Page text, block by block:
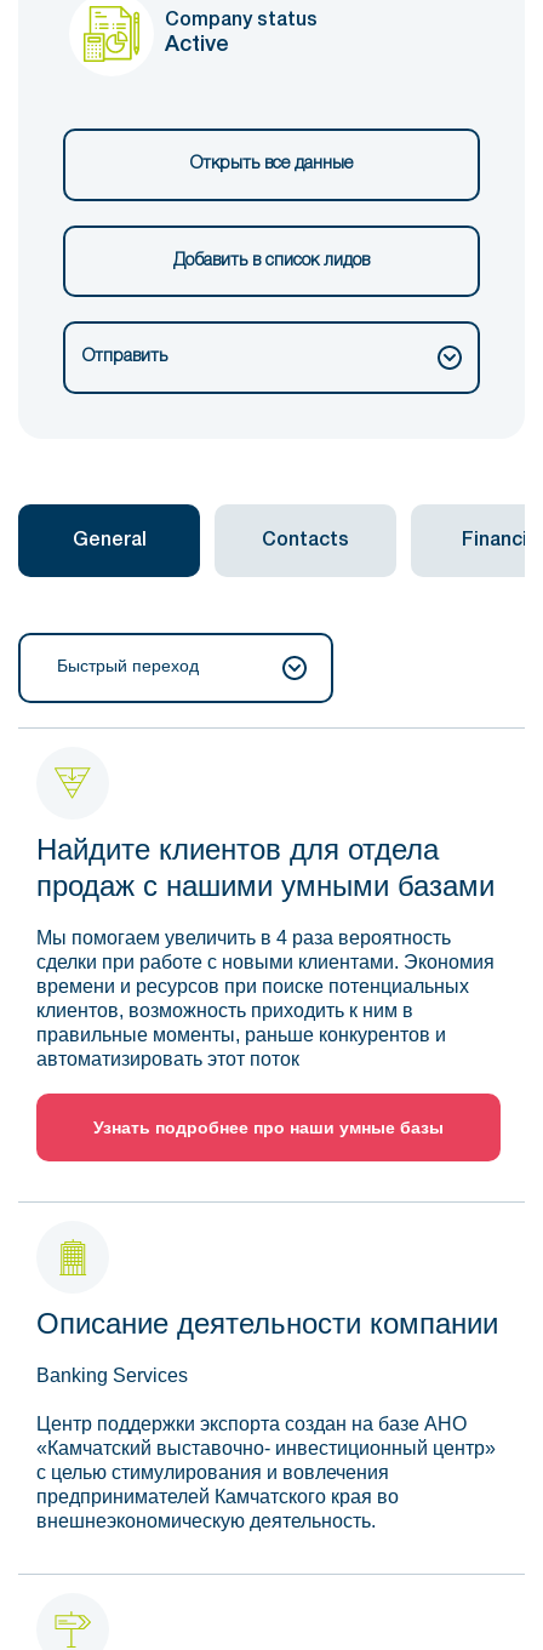
Company status
Active
Открыть все данные
Добавить в список лидов
Отправить
General Contacts Financial
Быстрый переход
Найдите клиентов для отдела
продаж с нашими умными базами
Мы помогаем увеличить в 4 раза вероятность
сделки при работе с новыми клиентами. Экономия
времени и ресурсов при поиске потенциальных
клиентов, возможность приходить к ним в
правильные моменты, раньше конкурентов и
автоматизировать этот поток
Узнать подробнее про наши умные базы
Описание деятельности компании
Banking Services
Центр поддержки экспорта создан на базе АНО
«Камчатский выставочно- инвестиционный центр»
с целью стимулирования и вовлечения
предпринимателей Камчатского края во
внешнеэкономическую деятельность.